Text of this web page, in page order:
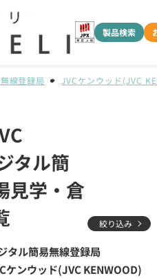
製品検索
線登録局 JVCケンウッド(JVC
タル簡
見学・倉
絞り込み
タル簡易無線登録局
ケンウッド(JVC KENWOOD)